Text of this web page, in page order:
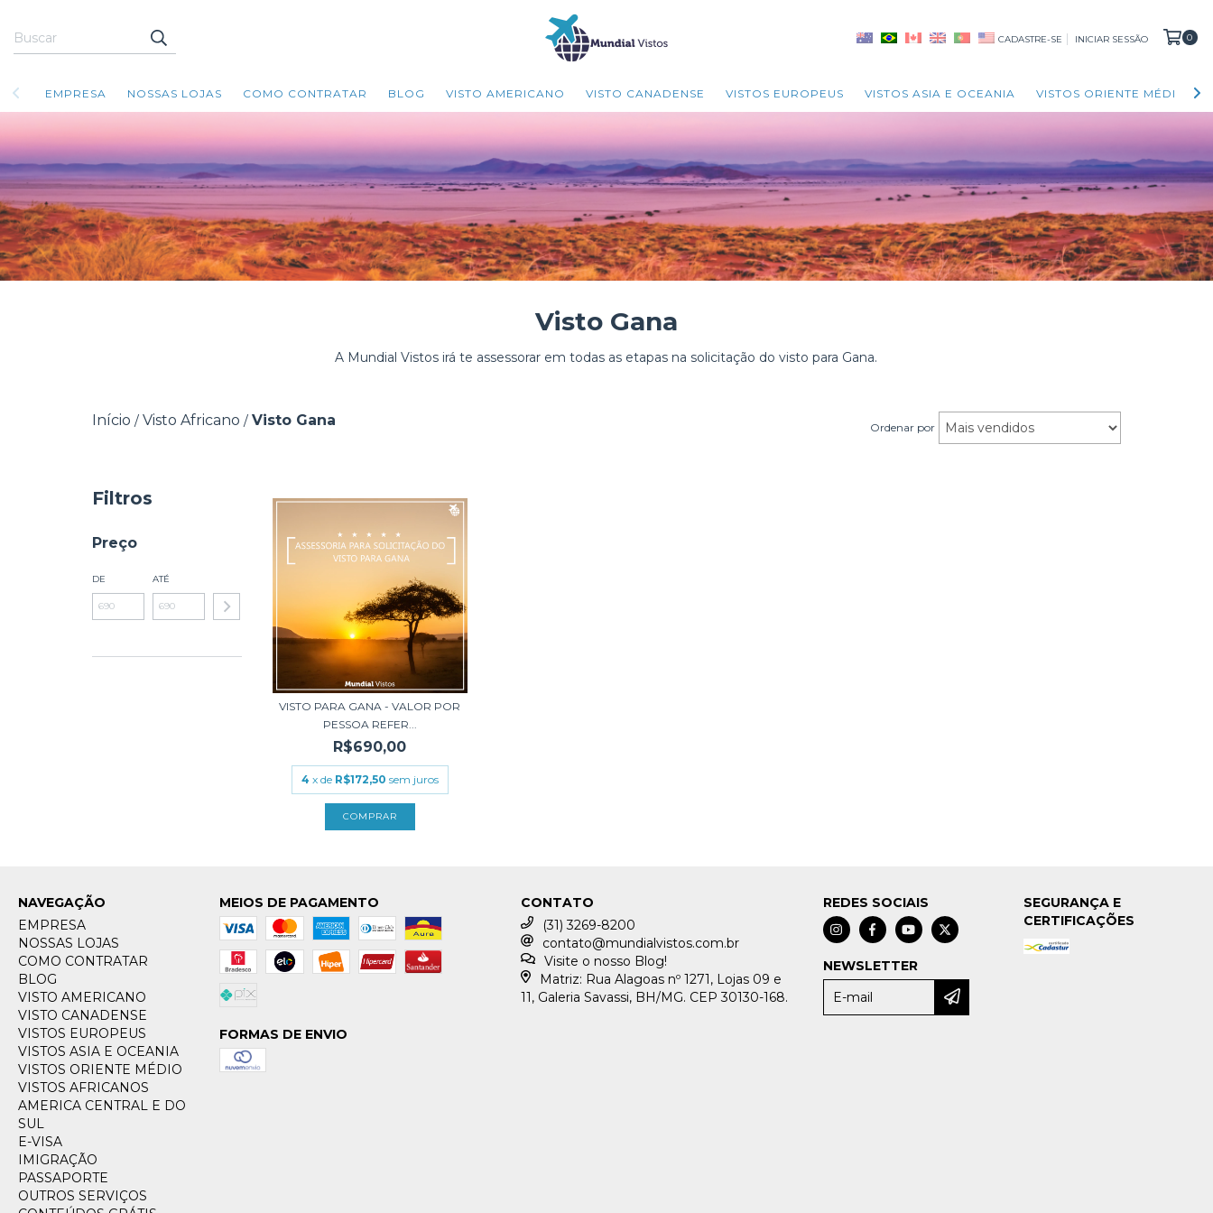
CADASTRE-SE INICIAR SESSÃO 0
EMPRESA NOSSAS LOJAS COMO CONTRATAR BLOG VISTO AMERICANO VISTO CANADENSE VISTOS EUROPEUS VISTOS ASIA E OCEANIA VISTOS ORIENTE MÉDIO
Visto Gana
A Mundial Vistos irá te assessorar em todas as etapas na solicitação do visto para Gana.
Início / Visto Africano / Visto Gana Ordenar por
Filtros
Preço
DE ATÉ
VISTO PARA GANA - VALOR POR
PESSOA REFER...
R$690,00
4 x de R$172,50 sem juros
NAVEGAÇÃO
EMPRESA
NOSSAS LOJAS
COMO CONTRATAR
BLOG
VISTO AMERICANO
VISTO CANADENSE
VISTOS EUROPEUS
VISTOS ASIA E OCEANIA
VISTOS ORIENTE MÉDIO
VISTOS AFRICANOS
AMERICA CENTRAL E DO
SUL
E-VISA
IMIGRAÇÃO
PASSAPORTE
OUTROS SERVIÇOS
MEIOS DE PAGAMENTO
FORMAS DE ENVIO
CONTATO
(31) 3269-8200
contato@mundialvistos.com.br
Visite o nosso Blog!
Matriz: Rua Alagoas nº 1271, Lojas 09 e
11, Galeria Savassi, BH/MG. CEP 30130-168.
REDES SOCIAIS
NEWSLETTER
SEGURANÇA E
CERTIFICAÇÕES